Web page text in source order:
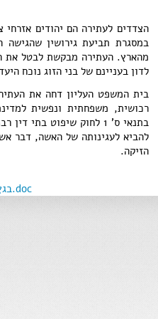
הצדדים לעתירה הם יהודים
במסגרת תביעת גירושין שהגישה
מהארץ. העתירה מבקשת לבטל את
לדון בעניינם של בני הזוג נוכח
בית המשפט העליון דחה את
רכושית, משפחתית ונפשית
בתנאי ס' 1 לחוק שיפוט
להביא לעגינותה של האשה, דבר
הזיקה.
בגץ 2123-08 פלוני נ' פלונית.doc